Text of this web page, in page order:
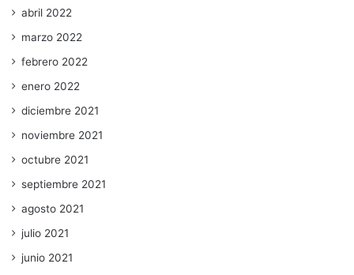
abril 2022
marzo 2022
febrero 2022
enero 2022
diciembre 2021
noviembre 2021
octubre 2021
septiembre 2021
agosto 2021
julio 2021
junio 2021